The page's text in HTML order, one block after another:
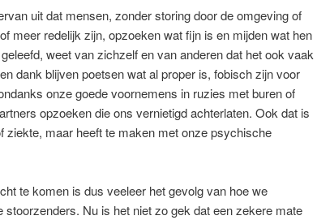
uit dat mensen, zonder storing door de omgeving of
meer redelijk zijn, opzoeken wat fijn is en mijden wat hen
weet van zichzelf en van anderen dat het ook vaak
dank blijven poetsen wat al proper is, fobisch zijn voor
onze goede voornemens in ruzies met buren of
opzoeken die ons vernietigd achterlaten. Ook dat is
ziekte, maar heeft te maken met onze psychische
te komen is dus veeleer het gevolg van hoe we
stoorzenders. Nu is het niet zo gek dat een zekere mate